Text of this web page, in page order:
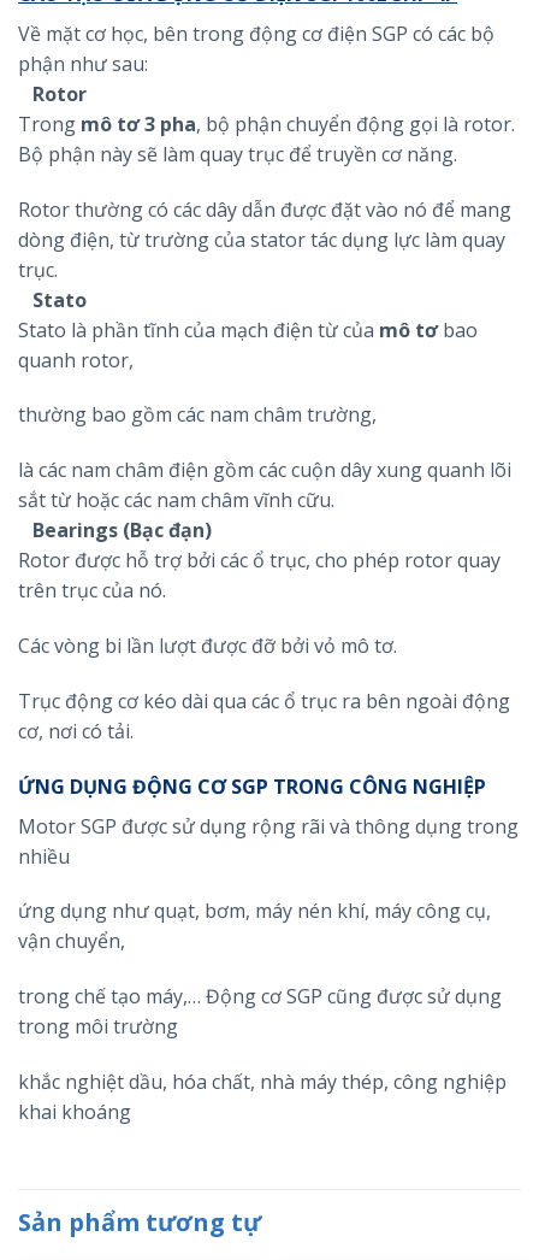
Về mặt cơ học, bên trong động cơ điện SGP có các bộ
phận như sau:
Rotor
Trong mô tơ 3 pha, bộ phận chuyển động gọi là rotor.
Bộ phận này sẽ làm quay trục để truyền cơ năng.
Rotor thường có các dây dẫn được đặt vào nó để mang
dòng điện, từ trường của stator tác dụng lực làm quay
trục.
Stato
Stato là phần tĩnh của mạch điện từ của mô tơbao
quanh rotor,
thường bao gồm các nam châm trường,
là các nam châm điện gồm các cuộn dây xung quanh lõi
sắt từ hoặc các nam châm vĩnh cữu.
Bearings (Bạc đạn)
Rotor được hỗ trợ bởi các ổ trục, cho phép rotor quay
trên trục của nó.
Các vòng bi lần lượt được đỡ bởi vỏ mô tơ.
Trục động cơ kéo dài qua các ổ trục ra bên ngoài động
cơ, nơi có tải.
ỨNG DỤNG ĐỘNG CƠ SGP TRONG CÔNG NGHIỆP
Motor SGP được sử dụng rộng rãi và thông dụng trong
nhiều
ứng dụng như quạt, bơm, máy nén khí, máy công cụ,
vận chuyển,
trong chế tạo máy,… Động cơ SGP cũng được sử dụng
trong môi trường
khắc nghiệt dầu, hóa chất, nhà máy thép, công nghiệp
khai khoáng
Sản phẩm tương tự